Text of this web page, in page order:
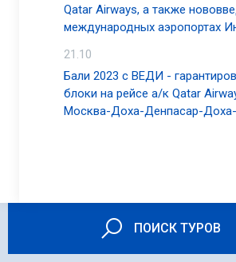
Qatar Airways, а также
международных аэропортах
21.10
Бали 2023 с ВЕДИ -
блоки на рейсе а/к Qatar
Москва-Доха-Денпасар-
ПОИСК ТУРОВ